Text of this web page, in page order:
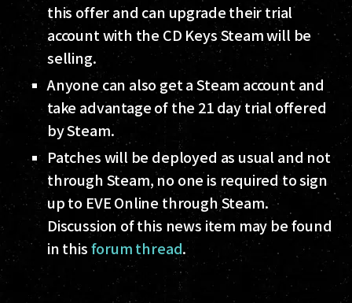
this offer and can upgrade their trial
account with the CD Keys Steam will be
selling.
Anyone can also get a Steam account and
take advantage of the 21 day trial offered
by Steam.
Patches will be deployed as usual and not
through Steam, no one is required to sign
up to EVE Online through Steam.
Discussion of this news item may be found
in thisforum thread.